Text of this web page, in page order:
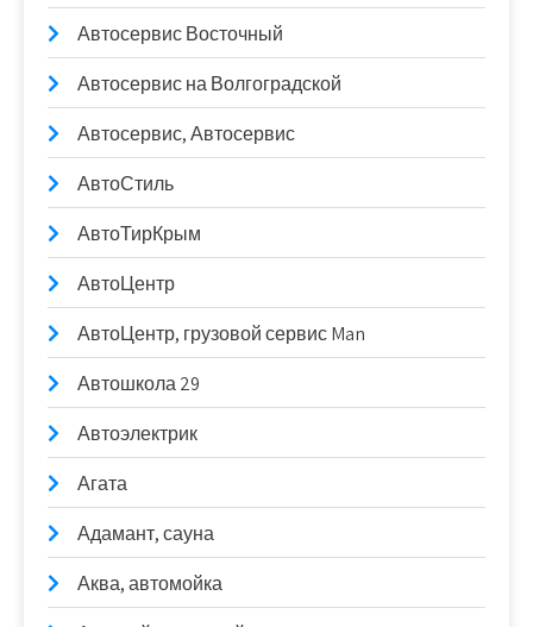
Автосервис Восточный
Автосервис на Волгоградской
Автосервис, Автосервис
АвтоСтиль
АвтоТирКрым
АвтоЦентр
АвтоЦентр, грузовой сервис Man
Автошкола 29
Автоэлектрик
Агата
Адамант, сауна
Аква, автомойка